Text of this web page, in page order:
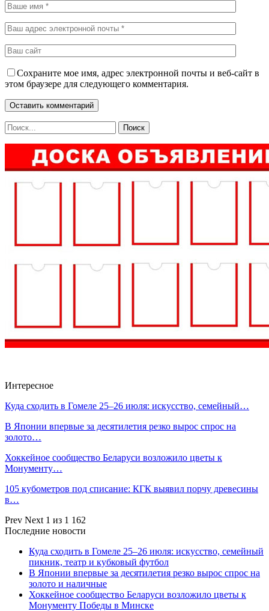
Сохраните мое имя, адрес электронной почты и веб-сайт в
этом браузере для следующего комментария.
Интересное
Куда сходить в Гомеле 25–26 июля: искусство, семейный…
В Японии впервые за десятилетия резко вырос спрос на
золото…
Хоккейное сообщество Беларуси возложило цветы к
Монументу…
105 кубометров под списание: КГК выявил порчу древесины
в…
Prev Next 1 из 1 162
Последние новости
Куда сходить в Гомеле 25–26 июля: искусство, семейный
пикник, театр и кубковый футбол
В Японии впервые за десятилетия резко вырос спрос на
золото и наличные
Хоккейное сообщество Беларуси возложило цветы к
Монументу Победы в Минске